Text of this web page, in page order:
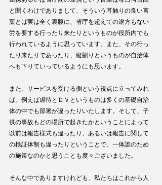
と聞くわけでありまして、そういう耳触りの良い言
葉とは実は全く裏腹に、省庁を超えての途方もない
労を要する行ったり来たりというものが役所内でも
行われているように思っています。また、その行っ
たり来たりであったり、縦割りというものが自治体
へも下りていっているようにも思います。
また、サービスを受ける側という視点に立ってみれ
ば、例えば虐待とＤＶというものは多くの基礎自治
体の中でも部署が違ったりいたします。そして、子
供の事故もどの場所で起きたかということによって
以前は報告様式も違ったり、あるいは報告に関して
の検証体制も違ったりということで、一体誰のため
の施策なのかと思うことも度々ございました。
そんな中でありますけれども、私たちはこれから人